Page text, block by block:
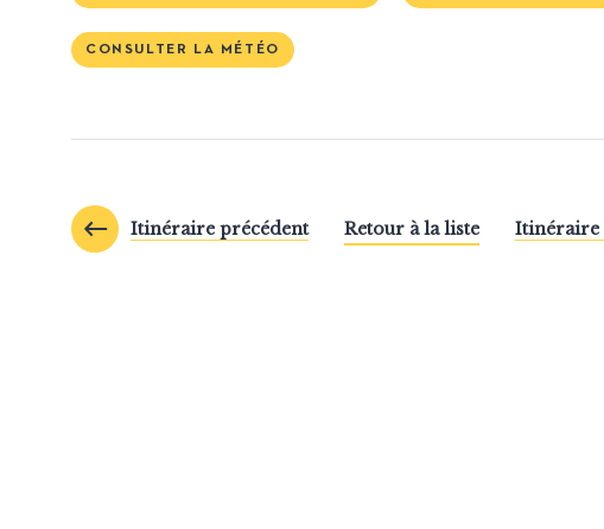
CONSULTER LA MÉTÉO
Itinéraire précédent Retour à la liste Itinéraire